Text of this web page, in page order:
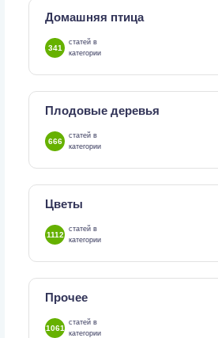
Домашняя птица
341
статей в
категории
Плодовые деревья
666
статей в
категории
Цветы
1112
статей в
категории
Прочее
1061
статей в
категории